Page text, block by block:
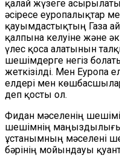
қалай жүзеге
әсіресе еуропалықтар
қауымдастықтың Газа
қалпына келуіне және
үлес қоса алатынын
шешімдерге негіз
жеткізілді. Мен Еуропа
елдері мен
деп қосты ол.
Фидан мәселенің
шешімнің
ұстанымның мәселені
бәрінің мойындауы